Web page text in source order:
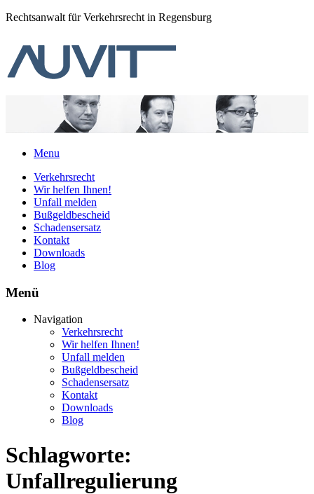
Rechtsanwalt für Verkehrsrecht in Regensburg
Menu
Verkehrsrecht
Wir helfen Ihnen!
Unfall melden
Bußgeldbescheid
Schadensersatz
Kontakt
Downloads
Blog
Menü
Navigation
Verkehrsrecht
Wir helfen Ihnen!
Unfall melden
Bußgeldbescheid
Schadensersatz
Kontakt
Downloads
Blog
Schlagworte:
Unfallregulierung